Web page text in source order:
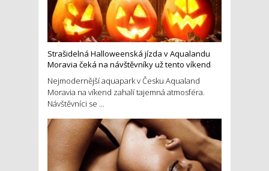
Strašidelná Halloweenská jízda v Aqualandu
Moravia čeká na návštěvníky už tento víkend
Nejmodernější aquapark v Česku Aqualand
Moravia na víkend zahalí tajemná atmosféra.
Návštěvníci se ...